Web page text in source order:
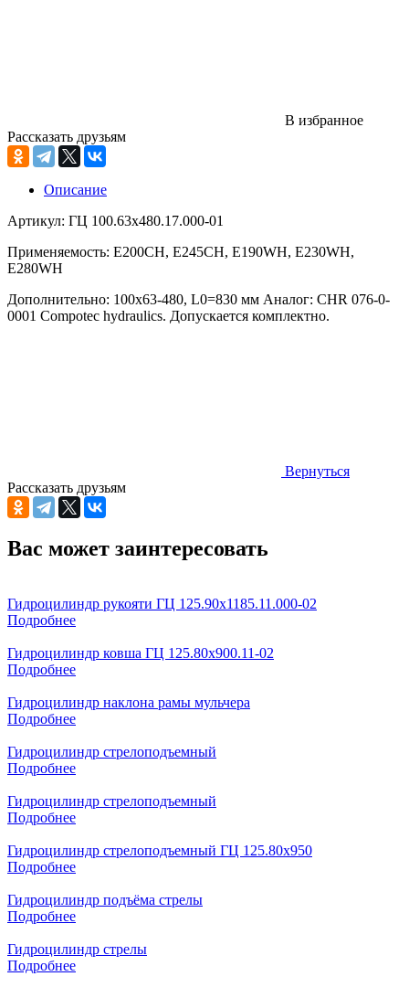
В избранное
Рассказать друзьям
Описание
Артикул: ГЦ 100.63х480.17.000-01
Применяемость: E200CH, E245CH, E190WH, E230WH,
E280WH
Дополнительно: 100x63-480, L0=830 мм Аналог: CHR 076-0-
0001 Compotec hydraulics. Допускается комплектно.
Вернуться
Рассказать друзьям
Вас может заинтересовать
Гидроцилиндр рукояти ГЦ 125.90х1185.11.000-02
Подробнее
Гидроцилиндр ковша ГЦ 125.80х900.11-02
Подробнее
Гидроцилиндр наклона рамы мульчера
Подробнее
Гидроцилиндр стрелоподъемный
Подробнее
Гидроцилиндр стрелоподъемный
Подробнее
Гидроцилиндр стрелоподъемный ГЦ 125.80х950
Подробнее
Гидроцилиндр подъёма стрелы
Подробнее
Гидроцилиндр стрелы
Подробнее